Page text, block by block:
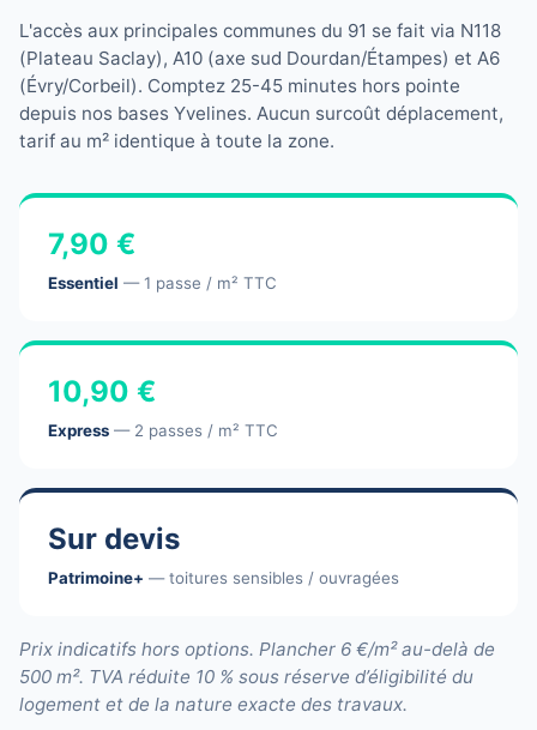
L'accès aux principales communes du 91 se fait via N118
(Plateau Saclay), A10 (axe sud Dourdan/Étampes) et A6
(Évry/Corbeil). Comptez 25-45 minutes hors pointe
depuis nos bases Yvelines. Aucun surcoût déplacement,
tarif au m² identique à toute la zone.
7,90 €
Essentiel — 1 passe / m² TTC
10,90 €
Express — 2 passes / m² TTC
Sur devis
Patrimoine+ — toitures sensibles / ouvragées
Prix indicatifs hors options. Plancher 6 €/m² au-delà de
500 m². TVA réduite 10 % sous réserve d’éligibilité du
logement et de la nature exacte des travaux.